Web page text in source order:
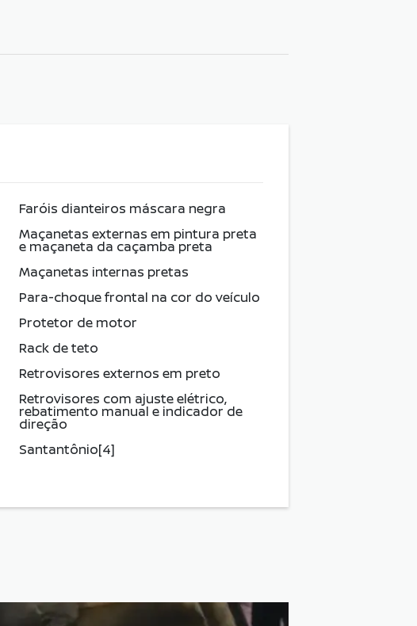
Faróis dianteiros máscara negra
Maçanetas externas em pintura preta
e maçaneta da caçamba preta
Maçanetas internas pretas
Para-choque frontal na cor do veículo
Protetor de motor
Rack de teto
Retrovisores externos em preto
Retrovisores com ajuste elétrico,
rebatimento manual e indicador de
direção
Santantônio[4]